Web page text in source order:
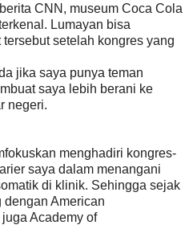
CNN, museum Coca Cola
Lumayan bisa
setelah kongres yang
jika saya punya teman
saya lebih berani ke
negeri.
menghadiri kongres-
saya dalam menangani
di klinik. Sehingga sejak
American
Academy of